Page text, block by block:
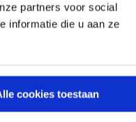
partners voor social
informatie die u aan ze
cookies toestaan